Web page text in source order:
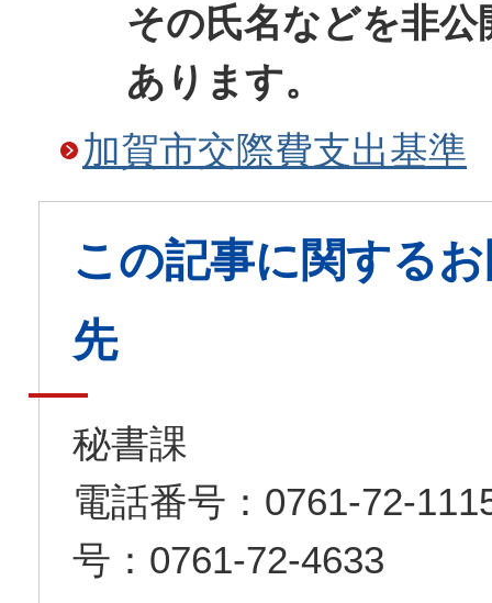
その氏名などを非
あります。
加賀市交際費支出基準
この記事に関する
先
秘書課
電話番号：0761-72-
号：0761-72-4633